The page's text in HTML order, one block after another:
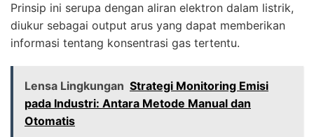
Prinsip ini serupa dengan aliran elektron dalam listrik,
diukur sebagai output arus yang dapat memberikan
informasi tentang konsentrasi gas tertentu.
Lensa Lingkungan Strategi Monitoring Emisi
pada Industri: Antara Metode Manual dan
Otomatis